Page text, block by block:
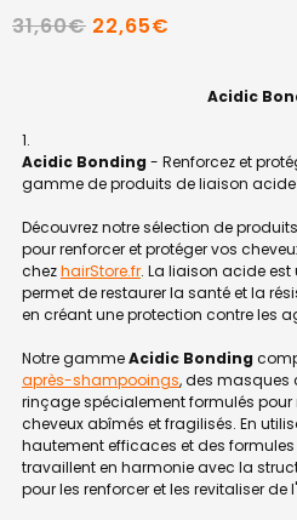
31,60€ 22,65€
Acidic
Acidic Bonding - Renforcez et
gamme de produits de liaison
Découvrez notre sélection de produits
pour renforcer et protéger vos
chezhairStore.fr. La liaison acide
permet de restaurer la santé et la
en créant une protection contre les
Notre gammeAcidic Bonding
après-shampooings, des masques
rinçage spécialement formulés pour
cheveux abîmés et fragilisés. En
hautement efficaces et des
travaillent en harmonie avec la
pour les renforcer et les revitaliser de